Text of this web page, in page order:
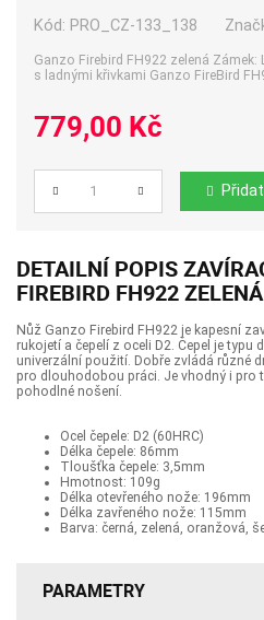
Kód: PRO_CZ-133_138
Ganzo Firebird FH922 zelená Zámek:
s ladnými křivkami Ganzo FireBird
779,00 Kč
Počet
DETAILNÍ POPIS
FIREBIRD FH922 ZELENÁ
Nůž Ganzo Firebird FH922 je kapesní
rukojetí a čepelí z oceli D2. Čepel je typu
univerzální použití. Dobře zvládá různé
pro dlouhodobou práci. Je vhodný i pro
pohodlné nošení.
Ocel čepele: D2 (60HRC)
Délka čepele: 86mm
Tloušťka čepele: 3,5mm
Hmotnost: 109g
Délka otevřeného nože: 196mm
Délka zavřeného nože: 115mm
Barva: černá, zelená, oranžová,
PARAMETRY